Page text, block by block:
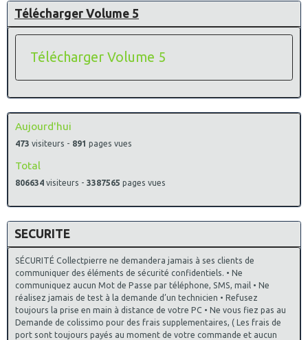
Télécharger Volume 5
Télécharger Volume 5
Aujourd'hui
473 visiteurs - 891 pages vues
Total
806634 visiteurs - 3387565 pages vues
SECURITE
SÉCURITÉ Collectpierre ne demandera jamais à ses clients de
communiquer des éléments de sécurité confidentiels. • Ne
communiquez aucun Mot de Passe par téléphone, SMS, mail • Ne
réalisez jamais de test à la demande d’un technicien • Refusez
toujours la prise en main à distance de votre PC • Ne vous fiez pas au
Demande de colissimo pour des frais supplementaires, ( Les frais de
port sont toujours payés au moment de votre commande et aucun